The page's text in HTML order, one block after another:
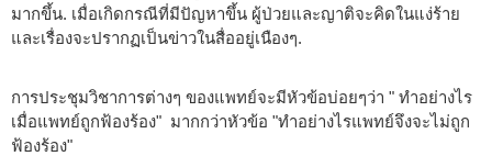
มากขึ้น. เมื่อเกิดกรณีที่มีปัญหาขึ้น ผู้ป่วยและญาติจะคิดในแง่ร้าย
และเรื่องจะปรากฏเป็นข่าวในสื่ออยู่เนืองๆ.
การประชุมวิชาการต่างๆ ของแพทย์จะมีหัวข้อบ่อยๆว่า " ทำอย่างไร
เมื่อแพทย์ถูกฟ้องร้อง" มากกว่าหัวข้อ "ทำอย่างไรแพทย์จึงจะไม่ถูก
ฟ้องร้อง"